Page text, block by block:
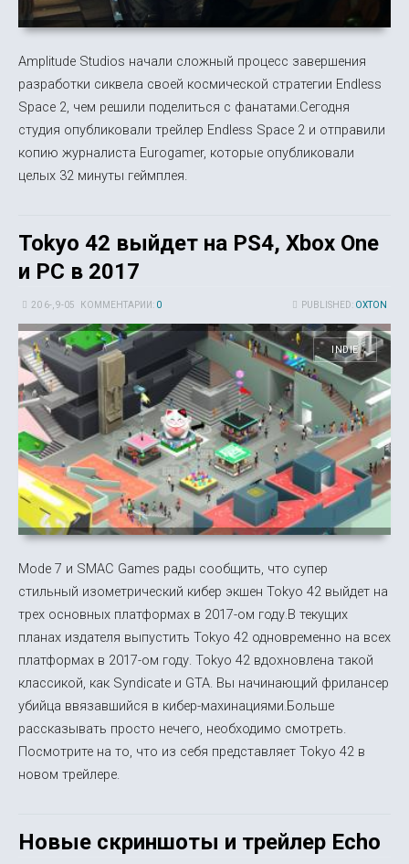
Amplitude Studios начали сложный процесс завершения
разработки сиквела своей космической стратегии Endless
Space 2, чем решили поделиться с фанатами.Сегодня
студия опубликовали трейлер Endless Space 2 и отправили
копию журналиста Eurogamer, которые опубликовали
целых 32 минуты геймплея.
Tokyo 42 выйдет на PS4, Xbox One
и PC в 2017
PUBLISHED: OXTON
20 6-, 9-05 КОММЕНТАРИИ: 0
INDIE
Mode 7 и SMAC Games рады сообщить, что супер
стильный изометрический кибер экшен Tokyo 42 выйдет на
трех основных платформах в 2017-ом году.В текущих
планах издателя выпустить Tokyo 42 одновременно на всех
платформах в 2017-ом году. Tokyo 42 вдохновлена такой
классикой, как Syndicate и GTA. Вы начинающий фрилансер
убийца ввязавшийся в кибер-махинациями.Больше
рассказывать просто нечего, необходимо смотреть.
Посмотрите на то, что из себя представляет Tokyo 42 в
новом трейлере.
Новые скриншоты и трейлер Echo